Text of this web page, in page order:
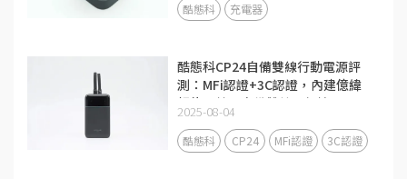
酷態科 充電器
酷態科CP24自備雙線行動電源評
測：MFi認證+3C認證，內建億緯
鋰能電芯，自備雙線更便攜
2025-08-04
酷態科 CP24 MFi認證 3C認證